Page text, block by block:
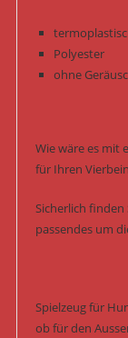
Polyester
ohne
Wie wäre es mit
für Ihren
Sicherlich finden
passendes um
Spielzeug für
ob für den